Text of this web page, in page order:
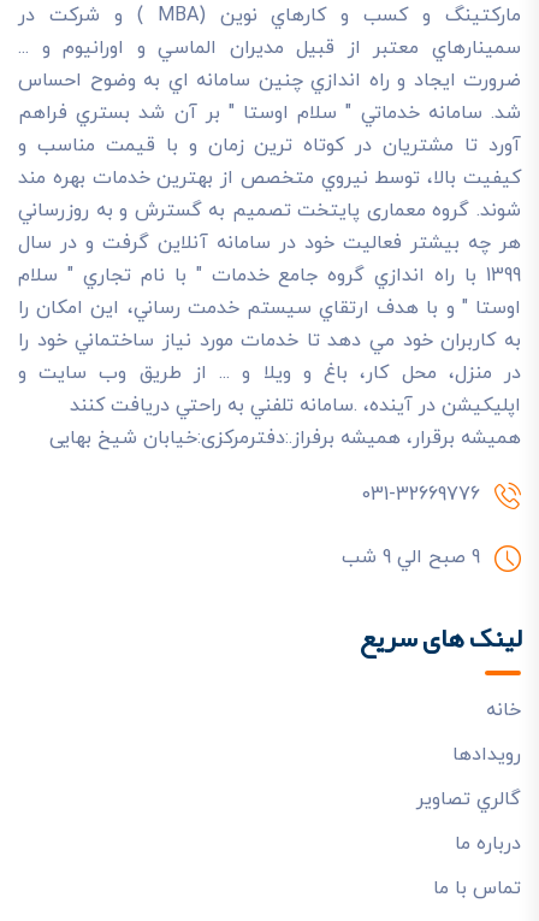
مارکتينگ و کسب و کارهاي نوين (MBA ) و شرکت در
سمينارهاي معتبر از قبيل مديران الماسي و اورانيوم و ...
ضرورت ايجاد و راه اندازي چنين سامانه اي به وضوح احساس
شد. سامانه خدماتي " سلام اوستا " بر آن شد بستري فراهم
آورد تا مشتريان در کوتاه ترين زمان و با قيمت مناسب و
کيفيت بالا، توسط نيروي متخصص از بهترين خدمات بهره مند
شوند. گروه معماری پایتخت تصميم به گسترش و به روزرساني
هر چه بيشتر فعاليت خود در سامانه آنلاين گرفت و در سال
1399 با راه اندازي گروه جامع خدمات " با نام تجاري " سلام
اوستا " و با هدف ارتقاي سيستم خدمت رساني، اين امکان را
به کاربران خود مي دهد تا خدمات مورد نياز ساختماني خود را
در منزل، محل کار، باغ و ويلا و ... از طريق وب سايت و
اپليکيشن در آينده، .سامانه تلفني به راحتي دريافت کنند
هميشه برقرار، هميشه برفراز.:دفترمرکزی:خیابان شیخ بهایی
031-32669776
9 صبح الي 9 شب
لینک های سریع
خانه
رويدادها
گالري تصاوير
درباره ما
تماس با ما